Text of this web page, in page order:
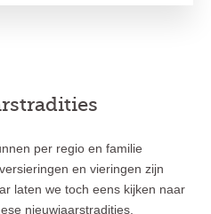
per regio en familie
en vieringen zijn
laten we toch eens kijken naar
nieuwjaarstradities.